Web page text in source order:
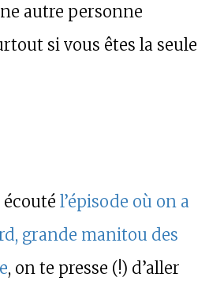
autre personne
si vous êtes la seule
écouté l’épisode où on a
grande manitou des
, on te presse (!) d’aller